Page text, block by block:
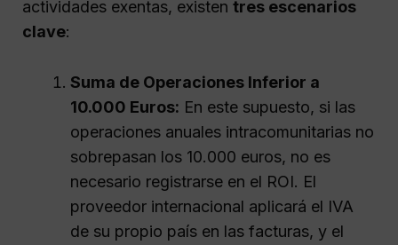
actividades exentas, existen tres escenarios
clave:
Suma de Operaciones Inferior a
10.000 Euros: En este supuesto, si las
operaciones anuales intracomunitarias no
sobrepasan los 10.000 euros, no es
necesario registrarse en el ROI. El
proveedor internacional aplicará el IVA
de su propio país en las facturas, y el